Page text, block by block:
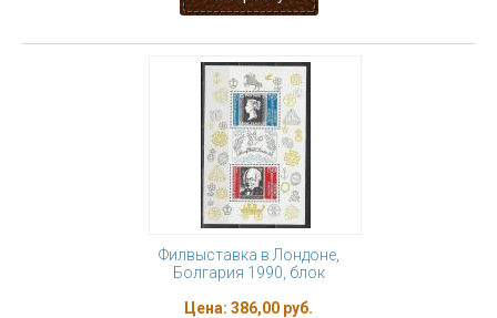
Филвыставка в Лондоне,
Болгария 1990, блок
Цена: 386,00 руб.